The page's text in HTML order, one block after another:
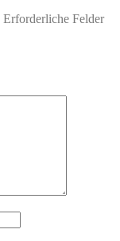
Erforderliche Felder